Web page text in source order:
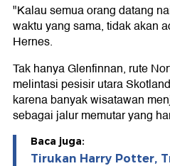
"Kalau semua orang datang
waktu yang sama, tidak akan
Hernes.
Tak hanya Glenfinnan, rute
melintasi pesisir utara
karena banyak wisatawan
sebagai jalur memutar yang
Baca juga:
Tirukan Harry Potter,